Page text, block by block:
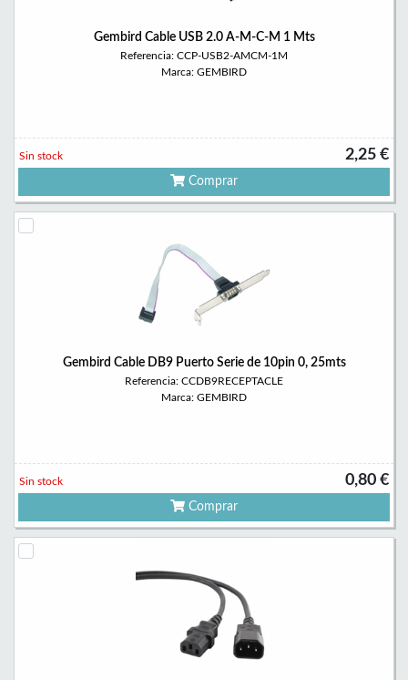
Gembird Cable USB 2.0 A-M-C-M 1 Mts
Referencia: CCP-USB2-AMCM-1M
Marca: GEMBIRD
2,25 €
Sin stock
Comprar
Gembird Cable DB9 Puerto Serie de 10pin 0, 25mts
Referencia: CCDB9RECEPTACLE
Marca: GEMBIRD
0,80 €
Sin stock
Comprar